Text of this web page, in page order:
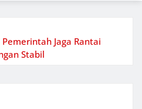
Jaga Rantai
Stabil